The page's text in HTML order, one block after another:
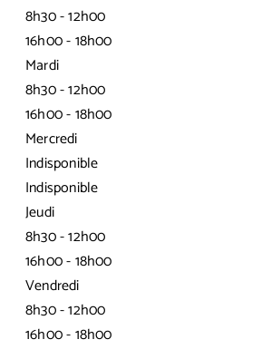
8h30 - 12h00
16h00 - 18h00
Mardi
8h30 - 12h00
16h00 - 18h00
Mercredi
Indisponible
Indisponible
Jeudi
8h30 - 12h00
16h00 - 18h00
Vendredi
8h30 - 12h00
16h00 - 18h00